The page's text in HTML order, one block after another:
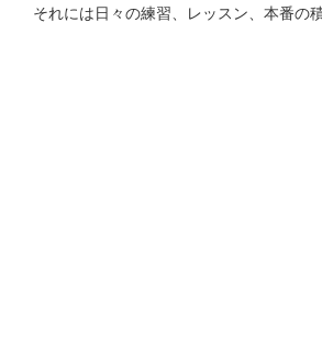
それには日々の練習、レッスン、本番の